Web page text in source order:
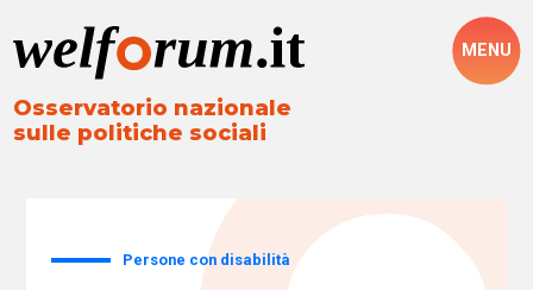
Osservatorio nazionale
sulle politiche sociali
MENU
Persone con disabilità